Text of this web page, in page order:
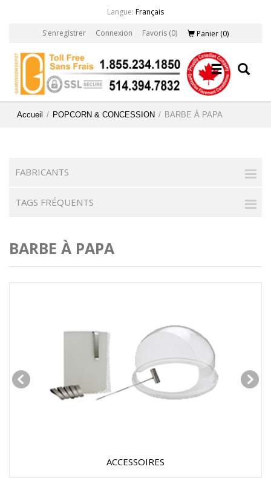
Langue: Français
S'enregistrer Connexion Favoris (0) Panier (0)
Accueil / POPCORN & CONCESSION / BARBE À PAPA
FABRICANTS
TAGS FRÉQUENTS
BARBE À PAPA
ACCESSOIRES